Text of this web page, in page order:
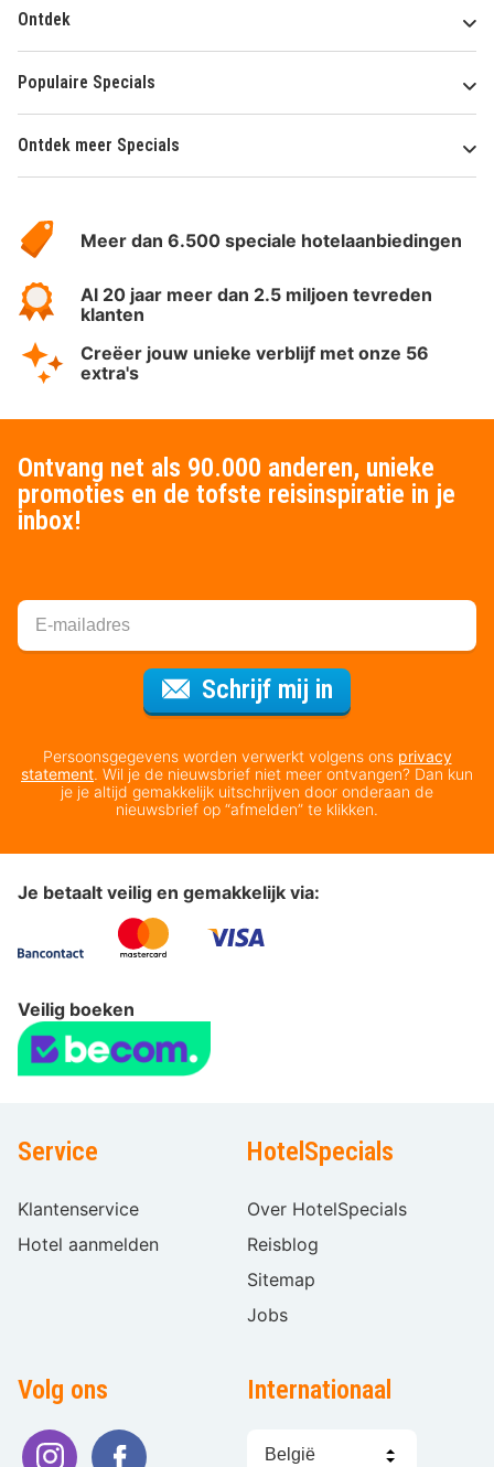
Ontdek
Populaire Specials
Ontdek meer Specials
HotelSpecials
Meer dan 6.500 speciale hotelaanbiedingen
Al 20 jaar meer dan 2.5 miljoen tevreden
klanten
Creëer jouw unieke verblijf met onze 56
extra's
Ontvang net als 90.000 anderen, unieke
promoties en de tofste reisinspiratie in je
inbox!
Schrijf mij in
Persoonsgegevens worden verwerkt volgens ons privacy
statement. Wil je de nieuwsbrief niet meer ontvangen? Dan kun
je je altijd gemakkelijk uitschrijven door onderaan de
nieuwsbrief op “afmelden” te klikken.
Je betaalt veilig en gemakkelijk via:
Veilig boeken
Service
Klantenservice
Hotel aanmelden
HotelSpecials
Over HotelSpecials
Reisblog
Sitemap
Jobs
Volg ons Internationaal